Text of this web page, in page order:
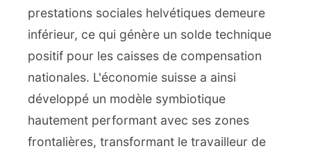
prestations sociales helvétiques demeure
inférieur, ce qui génère un solde technique
positif pour les caisses de compensation
nationales. L'économie suisse a ainsi
développé un modèle symbiotique
hautement performant avec ses zones
frontalières, transformant le travailleur de